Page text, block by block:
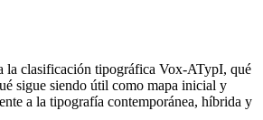
la clasificación tipográfica Vox-ATypI, qué
sigue siendo útil como mapa inicial y
a la tipografía contemporánea, híbrida y